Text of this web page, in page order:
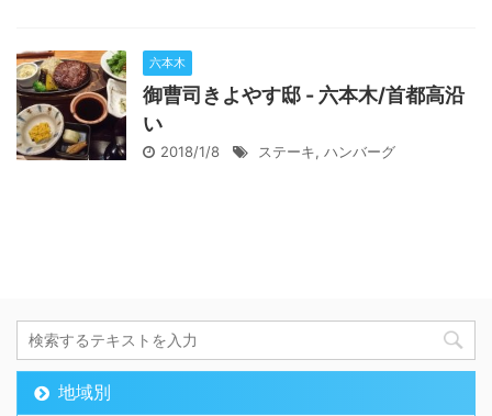
六本木
御曹司きよやす邸 - 六本木/首都高沿
い
2018/1/8 ステーキ, ハンバーグ
地域別